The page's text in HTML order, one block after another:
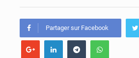
Partager sur Facebook